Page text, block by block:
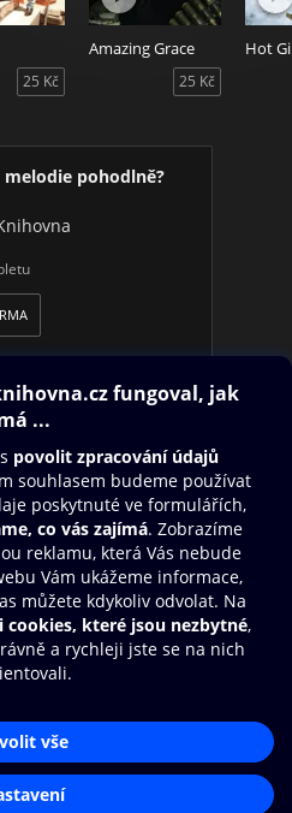
25 Kč
Amazing Grace
25 Kč
pohodlně?
údajů
O2 Knihovna
a poslouchej své e-knihy a